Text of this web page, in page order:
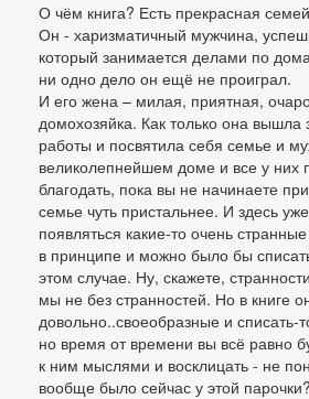
О чём книга? Есть прекрасная
Он - харизматичный мужчина,
который занимается делами по
ни одно дело он ещё не проиграл.
И его жена – милая, приятная,
домохозяйка. Как только она вышла
работы и посвятила себя семье и
великолепнейшем доме и все у них
благодать, пока вы не начинаете
семье чуть пристальнее. И здесь
появляться какие-то очень
в принципе и можно было бы
этом случае. Ну, скажете,
мы не без странностей. Но в книге
довольно..своеобразные и списать-
но время от времени вы всё равно
к ним мыслями и восклицать - не
вообще было сейчас у этой парочки?